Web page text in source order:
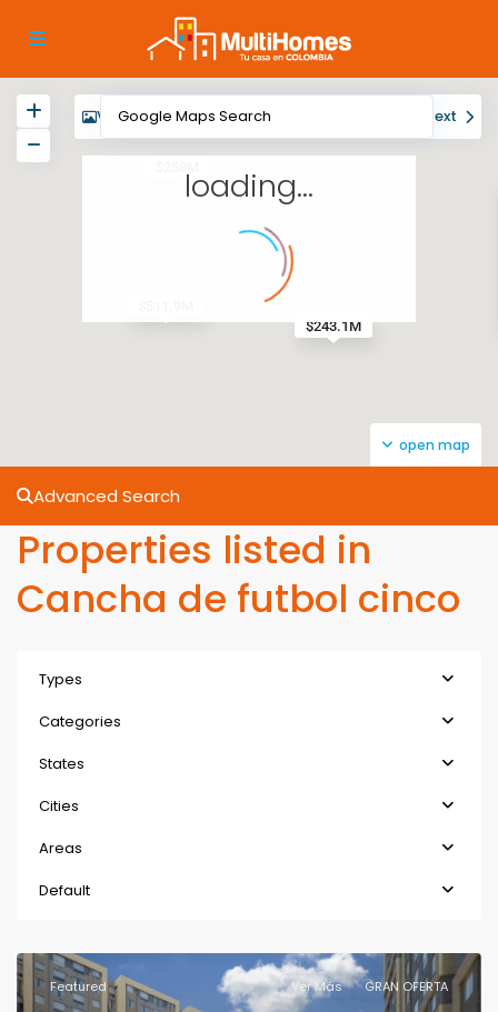
$243.1M
loading...
open map
View My Location Next
Advanced Search
Properties listed in
Cancha de futbol cinco
Types
Categories
States
Cities
Areas
Default
Featured Ver Más GRAN OFERTA